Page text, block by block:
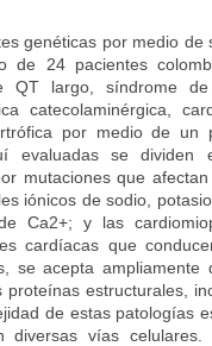
genéticas por medio de
24 pacientes
QT largo, síndrome
catecolaminérgica,
por medio de
evaluadas se dividen
mutaciones que
iónicos de sodio,
Ca2+; y las
cardíacas que
se acepta ampliamente
estructurales,
de estas patologías
vías celulares.